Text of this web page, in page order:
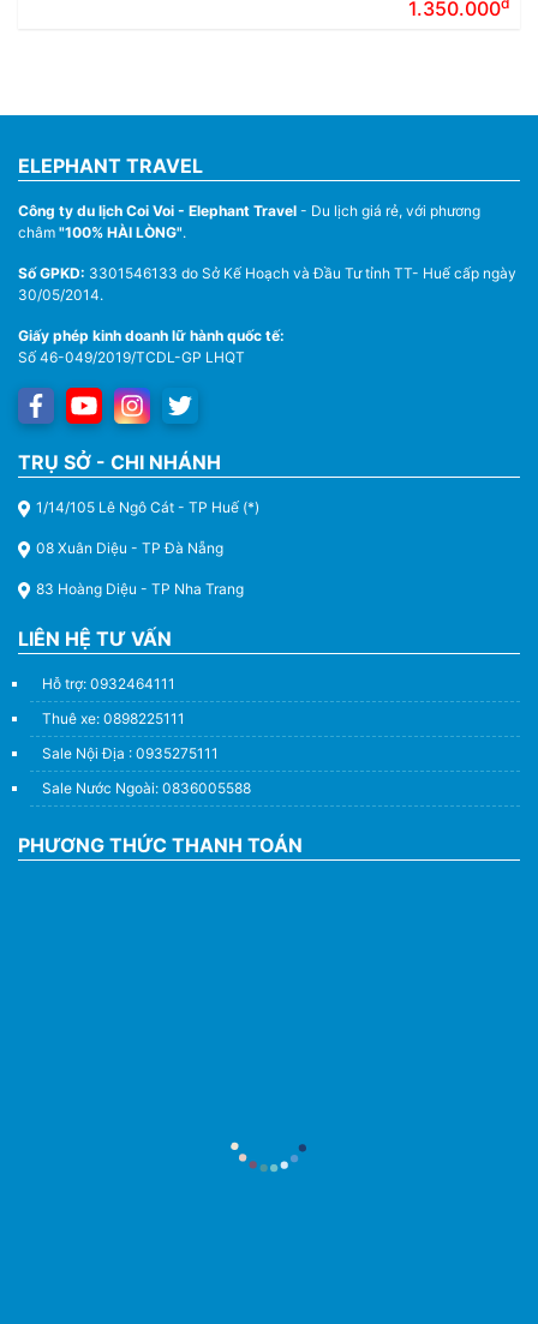
1.350.000
ELEPHANT TRAVEL
Công ty du lịch Coi Voi - Elephant Travel - Du lịch giá rẻ, với phương
châm "100% HÀI LÒNG".
Số GPKD: 3301546133 do Sở Kế Hoạch và Đầu Tư tỉnh TT- Huế cấp ngày
30/05/2014.
Giấy phép kinh doanh lữ hành quốc tế:
Số 46-049/2019/TCDL-GP LHQT
TRỤ SỞ - CHI NHÁNH
1/14/105 Lê Ngô Cát - TP Huế (*)
08 Xuân Diệu - TP Đà Nẵng
83 Hoàng Diệu - TP Nha Trang
LIÊN HỆ TƯ VẤN
Hỗ trợ: 0932464111
Thuê xe: 0898225111
Sale Nội Địa : 0935275111
Sale Nước Ngoài: 0836005588
PHƯƠNG THỨC THANH TOÁN